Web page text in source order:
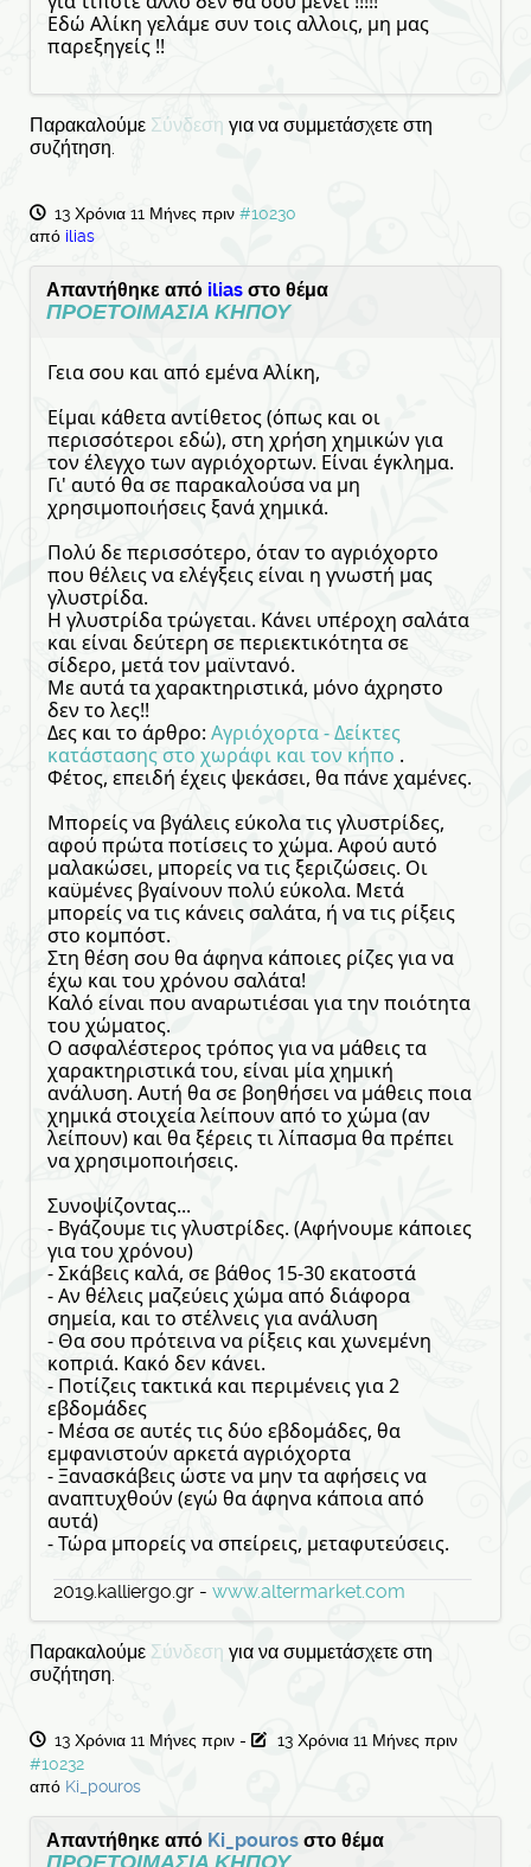
Εδώ Αλίκη γελάμε συν τοις αλλοις, μη μας
παρεξηγείς !!
Παρακαλούμε Σύνδεση για να συμμετάσχετε στη
συζήτηση.
13 Χρόνια 11 Μήνες πριν #10230
από ilias
Απαντήθηκε από ilias στο θέμα
ΠΡΟΕΤΟΙΜΑΣΙΑ ΚΗΠΟΥ
Γεια σου και από εμένα Αλίκη,
Είμαι κάθετα αντίθετος (όπως και οι
περισσότεροι εδώ), στη χρήση χημικών για
τον έλεγχο των αγριόχορτων. Είναι έγκλημα.
Γι' αυτό θα σε παρακαλούσα να μη
χρησιμοποιήσεις ξανά χημικά.
Πολύ δε περισσότερο, όταν το αγριόχορτο
που θέλεις να ελέγξεις είναι η γνωστή μας
γλυστρίδα.
Η γλυστρίδα τρώγεται. Κάνει υπέροχη σαλάτα
και είναι δεύτερη σε περιεκτικότητα σε
σίδερο, μετά τον μαϊντανό.
Με αυτά τα χαρακτηριστικά, μόνο άχρηστο
δεν το λες!!
Δες και το άρθρο: Αγριόχορτα - Δείκτες
κατάστασης στο χωράφι και τον κήπο .
Φέτος, επειδή έχεις ψεκάσει, θα πάνε χαμένες.
Μπορείς να βγάλεις εύκολα τις γλυστρίδες,
αφού πρώτα ποτίσεις το χώμα. Αφού αυτό
μαλακώσει, μπορείς να τις ξεριζώσεις. Οι
καϋμένες βγαίνουν πολύ εύκολα. Μετά
μπορείς να τις κάνεις σαλάτα, ή να τις ρίξεις
στο κομπόστ.
Στη θέση σου θα άφηνα κάποιες ρίζες για να
έχω και του χρόνου σαλάτα!
Καλό είναι που αναρωτιέσαι για την ποιότητα
του χώματος.
Ο ασφαλέστερος τρόπος για να μάθεις τα
χαρακτηριστικά του, είναι μία χημική
ανάλυση. Αυτή θα σε βοηθήσει να μάθεις ποια
χημικά στοιχεία λείπουν από το χώμα (αν
λείπουν) και θα ξέρεις τι λίπασμα θα πρέπει
να χρησιμοποιήσεις.
Συνοψίζοντας...
- Βγάζουμε τις γλυστρίδες. (Αφήνουμε κάποιες
για του χρόνου)
- Σκάβεις καλά, σε βάθος 15-30 εκατοστά
- Αν θέλεις μαζεύεις χώμα από διάφορα
σημεία, και το στέλνεις για ανάλυση
- Θα σου πρότεινα να ρίξεις και χωνεμένη
κοπριά. Κακό δεν κάνει.
- Ποτίζεις τακτικά και περιμένεις για 2
εβδομάδες
- Μέσα σε αυτές τις δύο εβδομάδες, θα
εμφανιστούν αρκετά αγριόχορτα
- Ξανασκάβεις ώστε να μην τα αφήσεις να
αναπτυχθούν (εγώ θα άφηνα κάποια από
αυτά)
- Τώρα μπορείς να σπείρεις, μεταφυτεύσεις.
2019.kalliergo.gr - www.altermarket.com
Παρακαλούμε Σύνδεση για να συμμετάσχετε στη
συζήτηση.
13 Χρόνια 11 Μήνες πριν -
13 Χρόνια 11 Μήνες πριν
#10232
από Ki_pouros
Απαντήθηκε από Ki_pouros στο θέμα